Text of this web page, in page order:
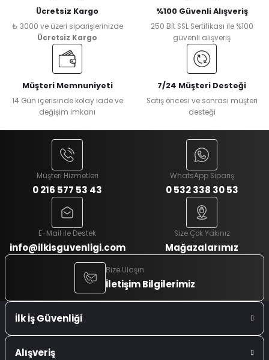
Ücretsiz Kargo
₺ 3000 ve üzeri siparişlerinizde
Ücretsiz Kargo
%100 Güvenli Alışveriş
250 Bit SSL Sertifikası ile %100
güvenli alışveriş
Müşteri Memnuniyeti
14 Gün içerisinde kolay iade ve
değişim imkanı
7/24 Müşteri Desteği
Satış öncesi ve sonrası müşteri
desteği
Müşteri Hizmetleri
0 216 577 53 43
WhatsApp Sipariş
0 532 338 30 53
E-Mail ile Destek
info@ilkisguvenligi.com
Size Çok Yakınız
Mağazalarımız
Bize Ulaşın
İletişim Bilgilerimiz
İlk İş Güvenliği
Alışveriş